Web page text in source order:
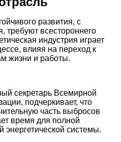
развития, с
требуют всестороннего
индустрия играет
влияя на переход к
жизни и работы.
секретарь Всемирной
подчеркивает, что
часть выбросов
время для полной
системы.